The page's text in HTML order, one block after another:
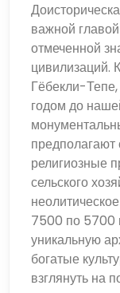
важной
отмеченной
цивилизаций.
Гёбекли-
годом до
религиозные
сельского
7500 по 5700
уникальную
богатые
взглянуть на